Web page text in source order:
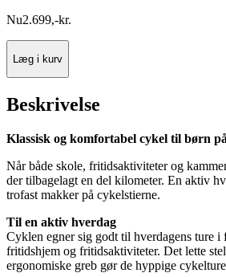
Nu2.699,-kr.
Læg i kurv
Beskrivelse
Klassisk og komfortabel cykel til børn
Når både skole, fritidsaktiviteter og
der tilbagelagt en del kilometer. En aktiv
trofast makker på cykelstierne.
Til en aktiv hverdag
Cyklen egner sig godt til hverdagens ture
fritidshjem og fritidsaktiviteter. Det lette
ergonomiske greb gør de hyppige